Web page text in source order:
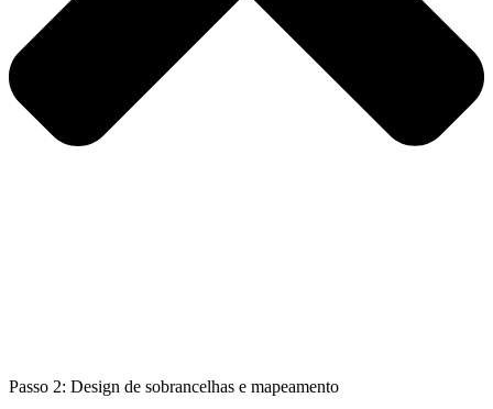
Passo 2: Design de sobrancelhas e mapeamento